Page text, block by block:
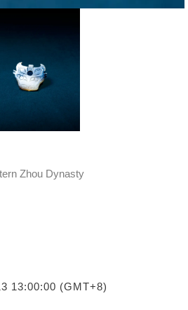
Zhou Dynasty
13:00:00 (GMT+8)